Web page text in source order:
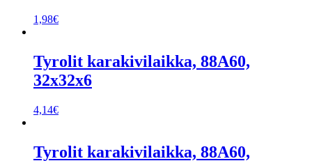
1,98€
Tyrolit karakivilaikka, 88A60,
32x32x6
4,14€
Tyrolit karakivilaikka, 88A60,